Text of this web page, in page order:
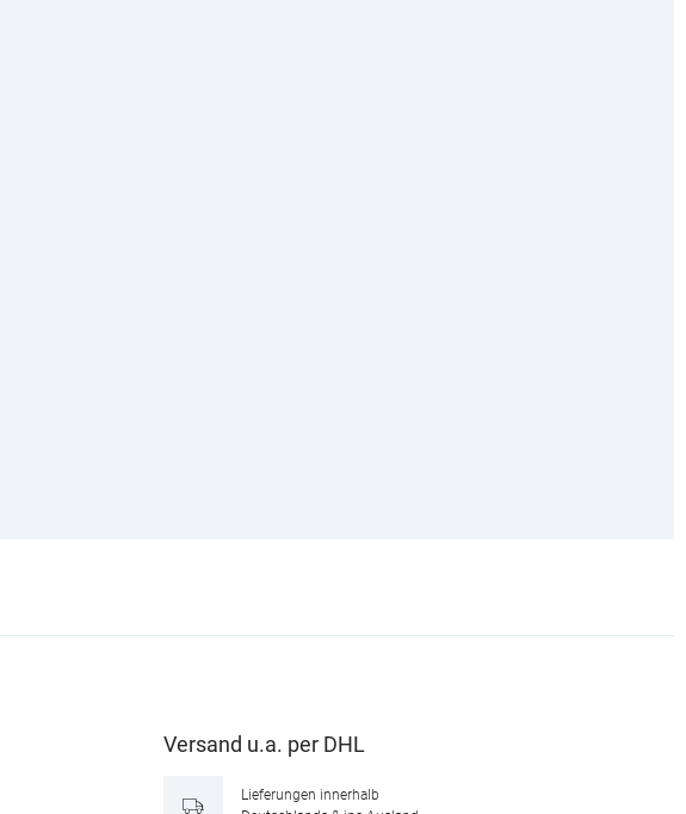
Versand u.a. per DHL
Lieferungen innerhalb